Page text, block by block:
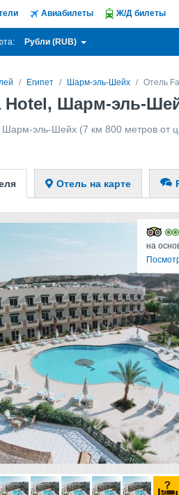
Авиабилеты Ж/Д билеты
Рубли (RUB)
Египет Шарм-эль-Шейх Отель
Hotel, Шарм-эль-
Шарм-эль-Шейх (7 км 800 метров от
Отель на карте
на